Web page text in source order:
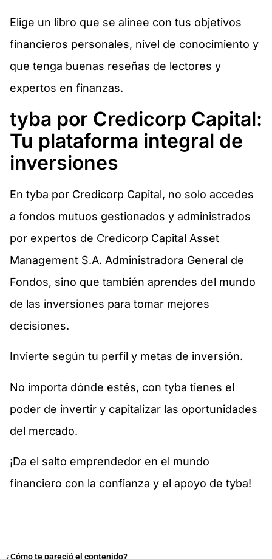
Elige un libro que se alinee con tus objetivos
financieros personales, nivel de conocimiento y
que tenga buenas reseñas de lectores y
expertos en finanzas.
tyba por Credicorp Capital:
Tu plataforma integral de
inversiones
En tyba por Credicorp Capital, no solo accedes
a fondos mutuos gestionados y administrados
por expertos de Credicorp Capital Asset
Management S.A. Administradora General de
Fondos, sino que también aprendes del mundo
de las inversiones para tomar mejores
decisiones.
Invierte según tu perfil y metas de inversión.
No importa dónde estés, con tyba tienes el
poder de invertir y capitalizar las oportunidades
del mercado.
¡Da el salto emprendedor en el mundo
financiero con la confianza y el apoyo de tyba!
¿Cómo te pareció el contenido?